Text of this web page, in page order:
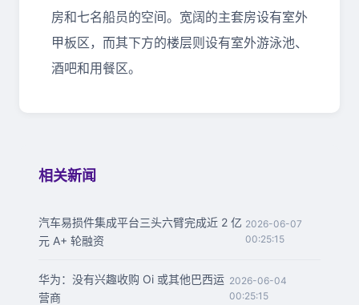
房和七名船员的空间。宽阔的主套房设有室外
甲板区，而其下方的楼层则设有室外游泳池、
酒吧和用餐区。
相关新闻
汽车易损件集成平台三头六臂完成近 2 亿
元 A+ 轮融资
2026-06-07
00:25:15
华为：没有兴趣收购 Oi 或其他巴西运
营商
2026-06-04
00:25:15